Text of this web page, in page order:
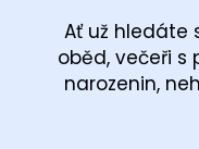
Ať už hledáte
oběd, večeři s
narozenin,